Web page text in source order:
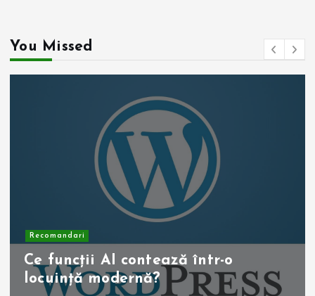
You Missed
Recomandari
Operația de colecist laparoscopică:
beneficii pentru pacient